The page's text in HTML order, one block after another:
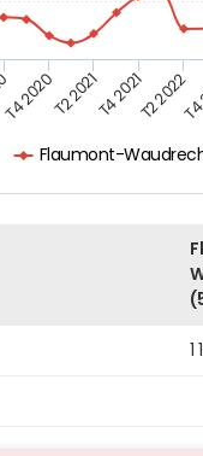
Flaumont-
T4 2020T2 2021T4 2021T2 2022